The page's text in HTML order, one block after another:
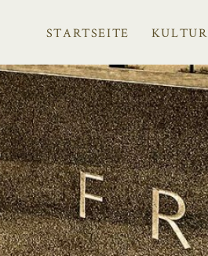
STARTSEITE KULTUR